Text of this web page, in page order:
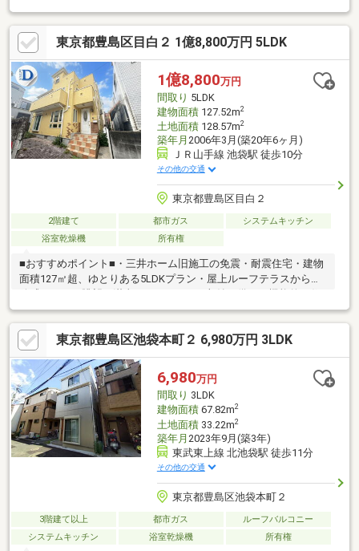
性………………………………………………………………………・池袋パルコまで徒
歩11分の利便性………………………………………………………………………・4LDK
の間取り………………………………………………………………………・駐車場付き
のゆったり敷地………………………………………………………………………
東京都豊島区目白２ 1億8,800万円 5LDK
1億8,800万円
間取り 5LDK
建物面積127.52m2
土地面積128.57m2
築年月 2006年3月(築20年6ヶ月)
ＪＲ山手線 池袋駅 徒歩10分
その他の交通
東京都豊島区目白２
2階建て 都市ガス
システムキッチン
浴室乾燥機
所有権
■おすすめポイント■・三井ホーム旧施工の免震・耐震住宅・建物
面積127㎡超、ゆとりある5LDKプラン・屋上ルーフテラスから開
空間・都心の利便性と落ち着いた住環境を兼ね備えた目白アドレ
ス・探し始めのお客様、正しい家探しをお伝えします＊ご来店頂
きアンケート回答でギフトカードプレゼント！■交通アクセス■・
JR山手線【目白】駅徒歩7分----------------お気軽に下記の《資料請
求》又は《見学予約》ボタンをクリック！又は
東京都豊島区池袋本町２ 6,980万円 3LDK
6,980万円
間取り 3LDK
建物面積67.82m2
土地面積33.22m2
築年月 2023年9月(築3年)
東武東上線 北池袋駅 徒歩11分
その他の交通
東京都豊島区池袋本町２
3階建て以上 都市ガス
ルーフバルコニー
システムキッチン
浴室乾燥機 所有権